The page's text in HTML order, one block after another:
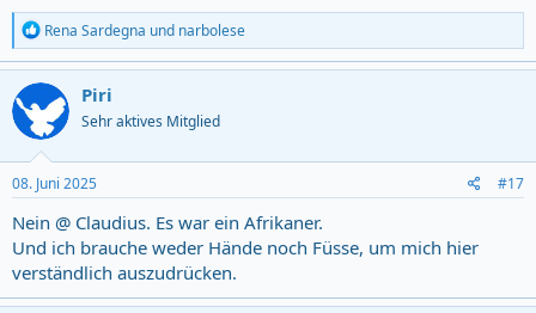
R
e
a
c
t
o
n
s
:
Rena Sardegna und narbolese
Piri
Sehr aktives Mitglied
08. Juni 2025 #17
Nein @ Claudius. Es war ein Afrikaner.
Und ich brauche weder Hände noch Füsse, um mich hier
verständlich auszudrücken.